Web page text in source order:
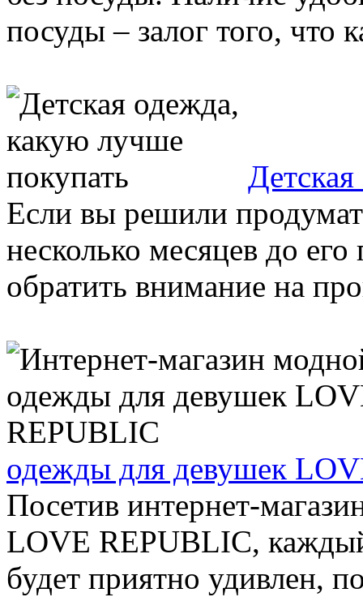
посуды – залог того, что
Если вы решили
несколько месяцев до
обратить внимание на
одежды для девушек
Посетив интернет-
LOVE REPUBLIC,
будет приятно удивлен,